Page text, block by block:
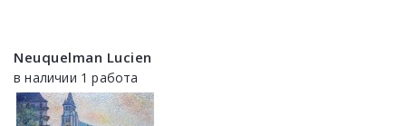
Neuquelman Lucien
в наличии 1 работа